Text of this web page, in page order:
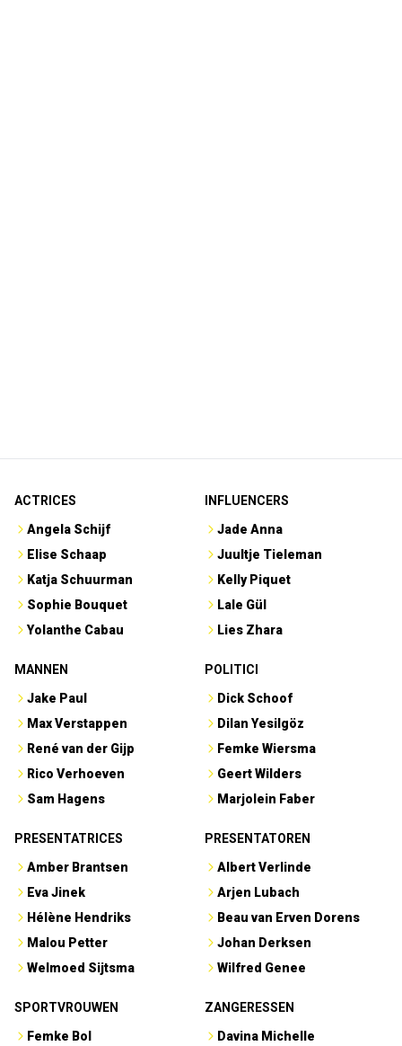
ACTRICES
Angela Schijf
Elise Schaap
Katja Schuurman
Sophie Bouquet
Yolanthe Cabau
INFLUENCERS
Jade Anna
Juultje Tieleman
Kelly Piquet
Lale Gül
Lies Zhara
MANNEN
Jake Paul
Max Verstappen
René van der Gijp
Rico Verhoeven
Sam Hagens
POLITICI
Dick Schoof
Dilan Yesilgöz
Femke Wiersma
Geert Wilders
Marjolein Faber
PRESENTATRICES
Amber Brantsen
Eva Jinek
Hélène Hendriks
Malou Petter
Welmoed Sijtsma
PRESENTATOREN
Albert Verlinde
Arjen Lubach
Beau van Erven Dorens
Johan Derksen
Wilfred Genee
SPORTVROUWEN
Femke Bol
ZANGERESSEN
Davina Michelle